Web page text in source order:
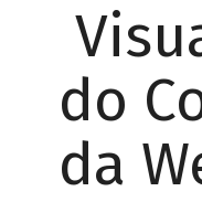
do
da